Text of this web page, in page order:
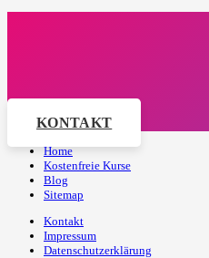
KONTAKT
Home
Kostenfreie Kurse
Blog
Sitemap
Kontakt
Impressum
Datenschutzerklärung